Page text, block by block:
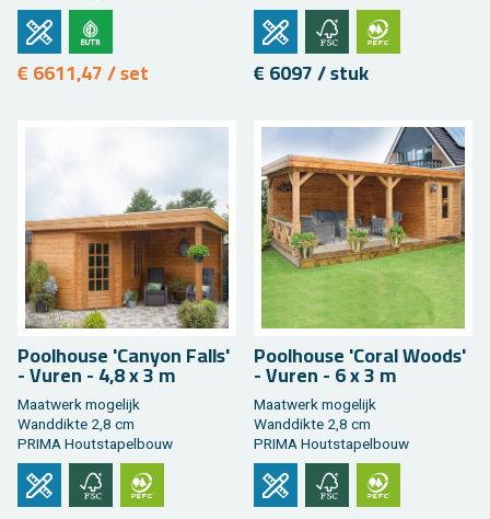
€ 6611,47 / set € 6097 / stuk
Pool­hou­se 'Can­y­on Falls'
- Vuren - 4,8 x 3 m
Maat­werk mo­ge­lijk
Wand­dik­te 2,8 cm
PRIMA Hout­sta­pel­bouw
Pool­hou­se 'Coral Woods'
- Vuren - 6 x 3 m
Maat­werk mo­ge­lijk
Wand­dik­te 2,8 cm
PRIMA Hout­sta­pel­bouw